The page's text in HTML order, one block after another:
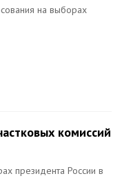
на выборах
комиссий
президента России в